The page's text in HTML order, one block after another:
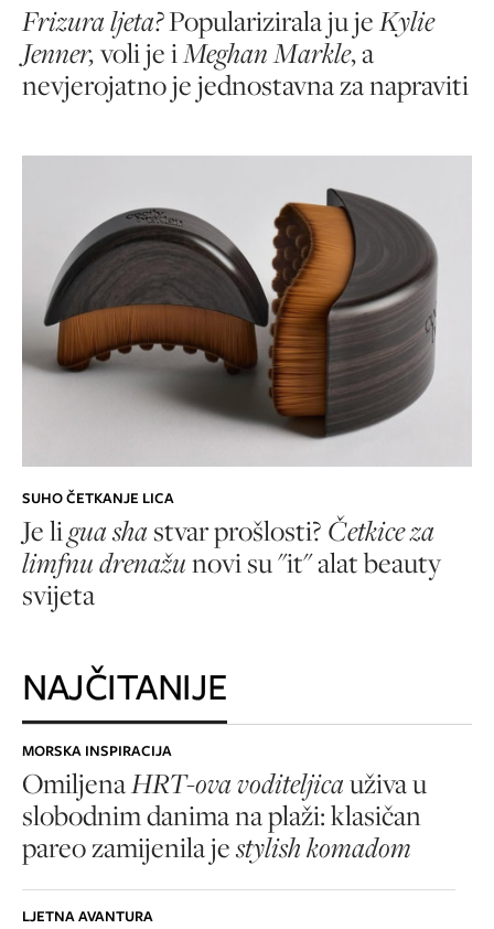
Frizura ljeta?Popularizirala ju jeKylie
Jenner,voli je iMeghan Markle, a
nevjerojatno je jednostavna za napraviti
SUHO ČETKANJE LICA
Je ligua shastvar prošlosti? Četkice za
limfnu drenažunovi su "it" alat beauty
svijeta
NAJČITANIJE
MORSKA INSPIRACIJA
OmiljenaHRT-ova voditeljicauživa u
slobodnim danima na plaži: klasičan
pareo zamijenila jestylish komadom
LJETNA AVANTURA